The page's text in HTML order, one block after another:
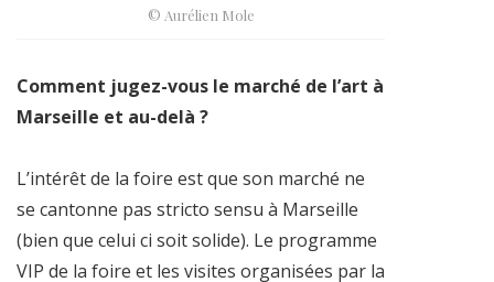
© Aurélien Mole
Comment jugez-vous le marché de l’art à
Marseille et au-delà ?
L’intérêt de la foire est que son marché ne
se cantonne pas stricto sensu à Marseille
(bien que celui ci soit solide). Le programme
VIP de la foire et les visites organisées par la